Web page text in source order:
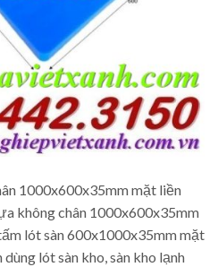
1000x600x35mm mặt liền
không chân 1000x600x35mm
lót sàn 600x1000x35mm mặt
lót sàn kho, sàn kho lạnh